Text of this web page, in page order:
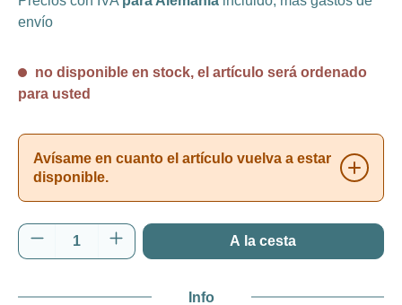
envío
no disponible en stock, el artículo será ordenado
para usted
Avísame en cuanto el artículo vuelva a estar
disponible.
Cantidad del producto: introduce la
A la cesta
Info